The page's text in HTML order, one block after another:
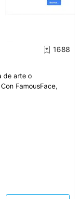
1688
de arte o
FamousFace,